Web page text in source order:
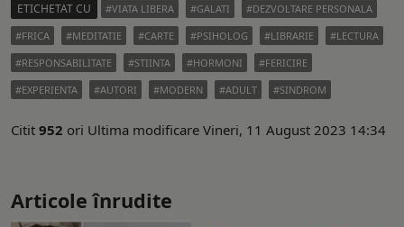
ETICHETAT CU VIATA LIBERA GALATI
DEZVOLTARE PERSONALA
FRICA
MEDITATIE CARTE PSIHOLOG LIBRARIE
LECTURA
RESPONSABILITATE
STIINTA HORMONI
FERICIRE
EXPERIENTA
AUTORI MODERN ADULT SINDROM
Citit 952 ori Ultima modificare Vineri, 11 August 2023 14:34
Articole înrudite